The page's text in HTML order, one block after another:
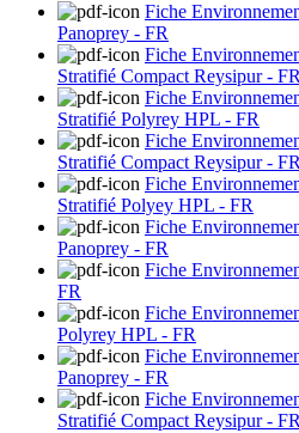
Fiche
Panoprey - FR
Fiche
Stratifié Compact Reysipur - FR
Fiche
Stratifié Polyrey HPL - FR
Fiche
Stratifié Compact Reysipur - FR
Fiche
Stratifié Polyey HPL - FR
Fiche
Panoprey - FR
Fiche
FR
Fiche
Polyrey HPL - FR
Fiche
Panoprey - FR
Fiche
Stratifié Compact Reysipur - FR